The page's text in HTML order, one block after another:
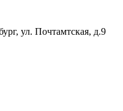
ул. Почтамтская, д.9